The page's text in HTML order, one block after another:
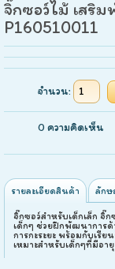
จิ๊กซอว์ไม้ เสริ
P160510011
จำนวน:
0 ความคิดเห็น
รายละเอียดสินค้า ลักษ
จิ๊กซอว์สำหรับเด็กเล็ก จิ๊
เด็กๆ ช่วยฝึกพัฒนาการด้
การกะระยะ พร้อมกับเรี
เหมาะสำหรับเด็กๆที่มีอา